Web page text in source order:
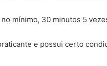
mínimo, 30 minutos 5
e possui certo